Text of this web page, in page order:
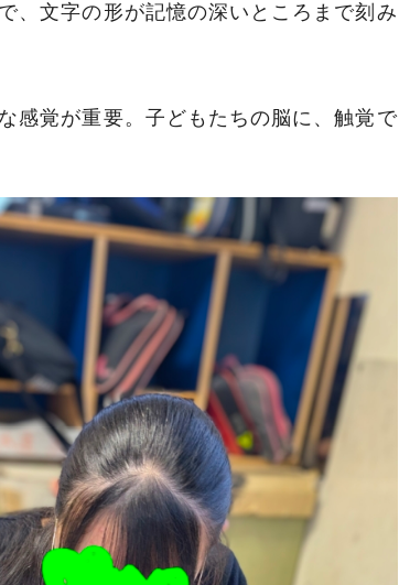
、文字の形が記憶の深いところまで刻み
感覚が重要。子どもたちの脳に、触覚で